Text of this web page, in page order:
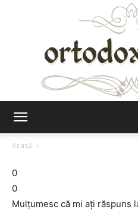
Acasă
0
0
Mulțumesc că mi ați răspuns